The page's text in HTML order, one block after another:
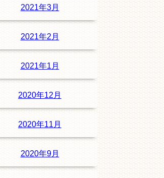
2021年3月
2021年2月
2021年1月
2020年12月
2020年11月
2020年9月